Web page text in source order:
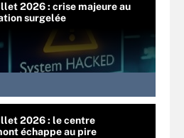
2026 : crise majeure au
surgelée
2026 : le centre
échappe au pire